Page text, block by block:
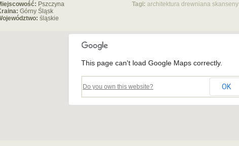
Pszczyna
Górny Śląsk
śląskie
Tagi: architektura drewniana skanseny
This page can't load Google Maps correctly.
Do you own this website? OK